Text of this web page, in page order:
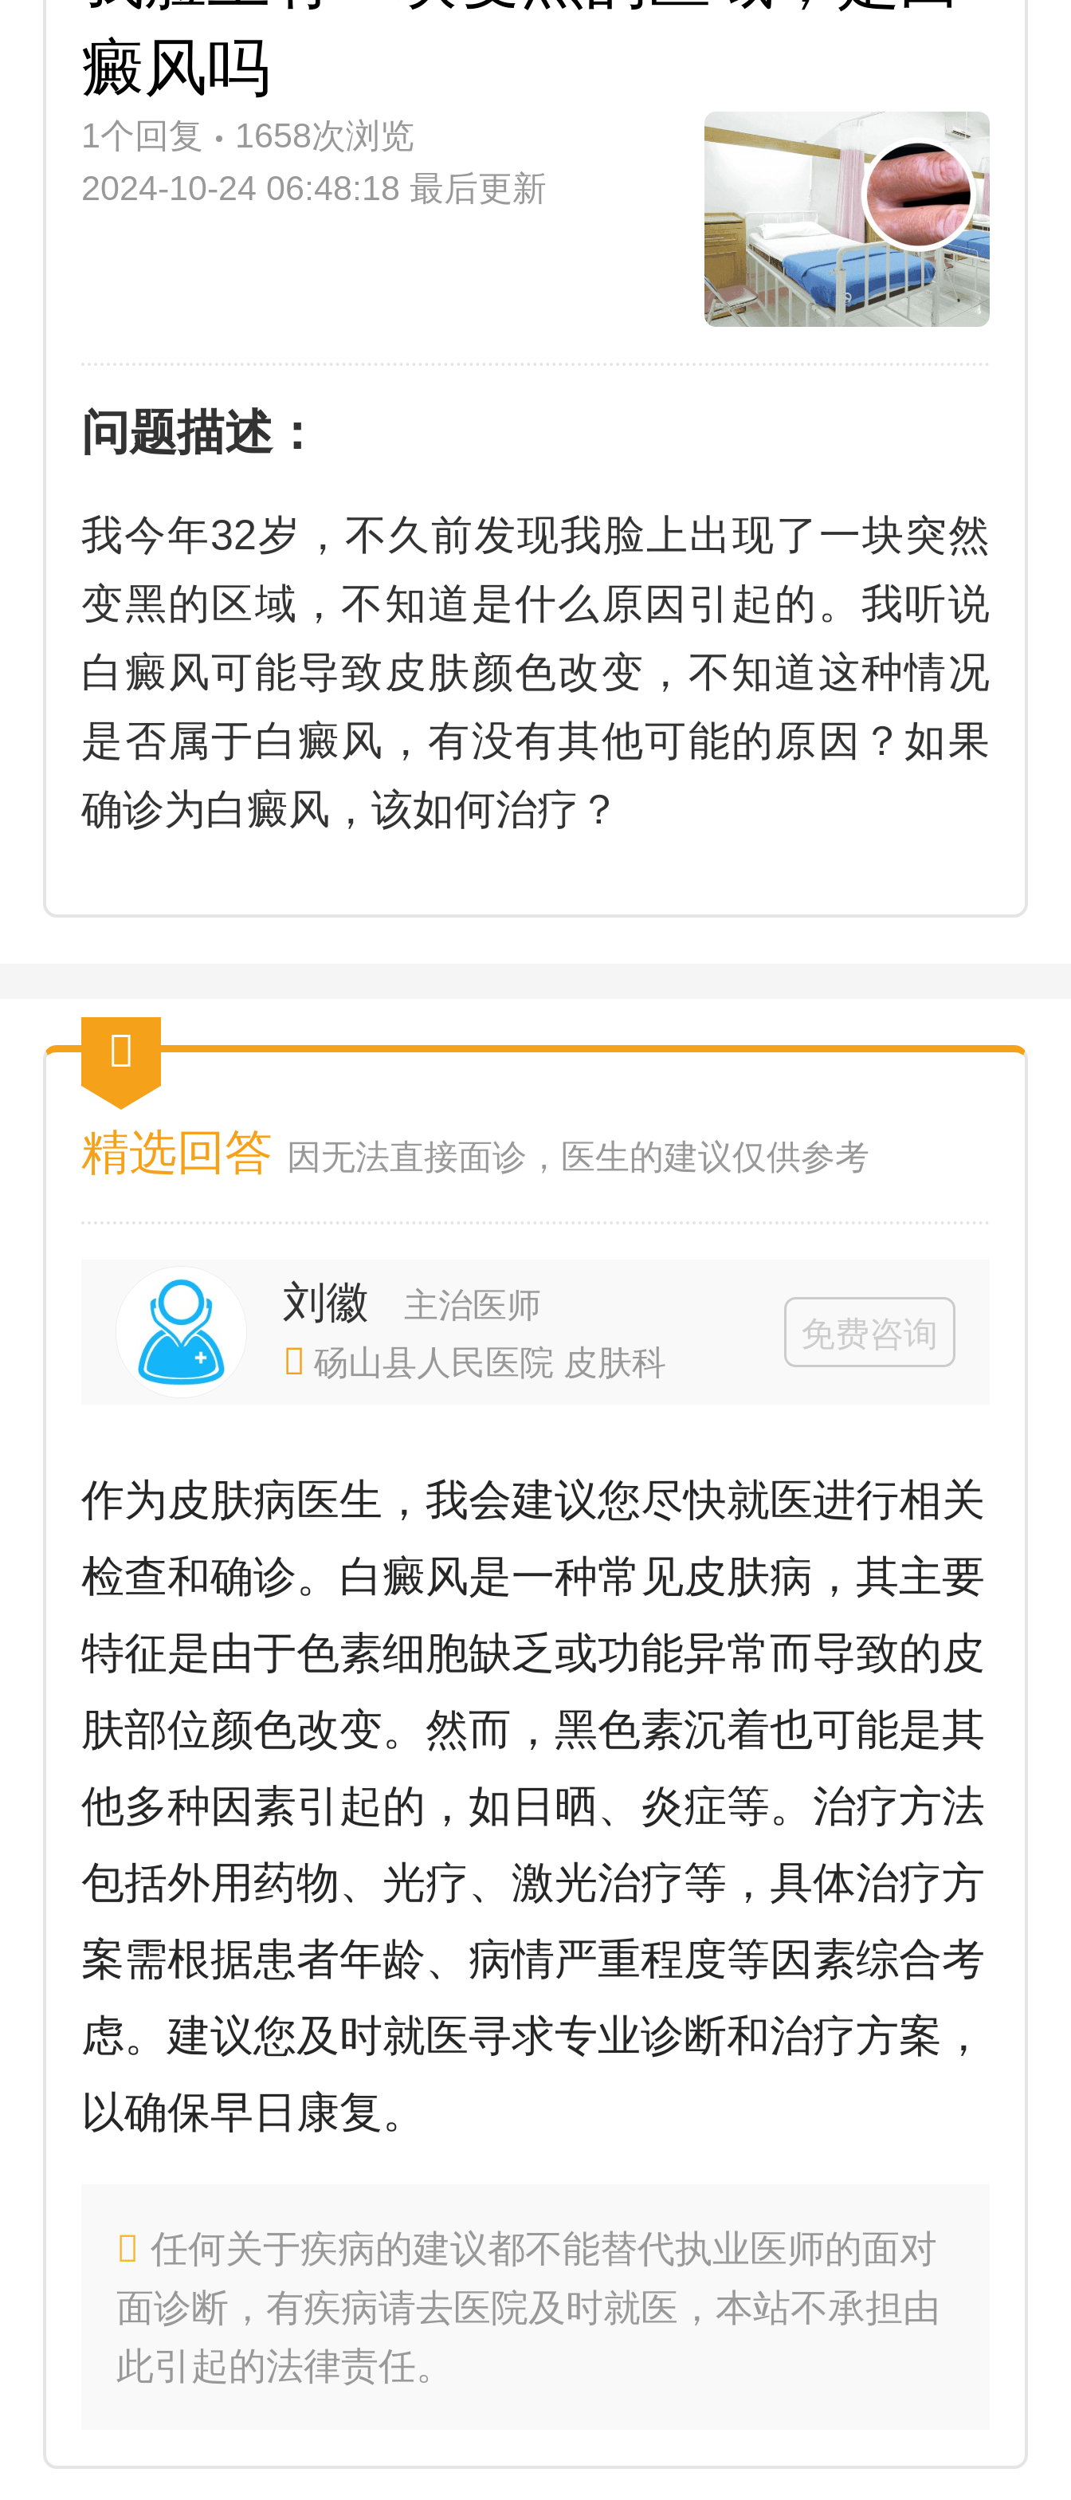
癜风吗
1个回复
1658次浏览
2024-10-24 06:48:18 最后更新
问题描述：
我今年32岁，不久前发现我脸上出现了一块突然
变黑的区域，不知道是什么原因引起的。我听说
白癜风可能导致皮肤颜色改变，不知道这种情况
是否属于白癜风，有没有其他可能的原因？如果
确诊为白癜风，该如何治疗？
精选回答 因无法直接面诊，医生的建议仅供参考
刘徽
主治医师
砀山县人民医院 皮肤科
免费咨询
作为皮肤病医生，我会建议您尽快就医进行相关
检查和确诊。白癜风是一种常见皮肤病，其主要
特征是由于色素细胞缺乏或功能异常而导致的皮
肤部位颜色改变。然而，黑色素沉着也可能是其
他多种因素引起的，如日晒、炎症等。治疗方法
包括外用药物、光疗、激光治疗等，具体治疗方
案需根据患者年龄、病情严重程度等因素综合考
虑。建议您及时就医寻求专业诊断和治疗方案，
以确保早日康复。
任何关于疾病的建议都不能替代执业医师的面对
面诊断，有疾病请去医院及时就医，本站不承担由
此引起的法律责任。